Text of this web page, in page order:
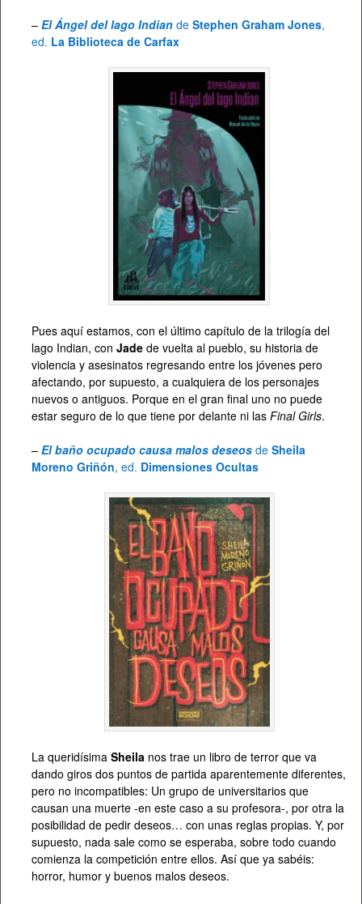
– El Ángel del lago Indian de Stephen Graham Jones,
ed. La Biblioteca de Carfax
Pues aquí estamos, con el último capítulo de la trilogía del
lago Indian, con Jade de vuelta al pueblo, su historia de
violencia y asesinatos regresando entre los jóvenes pero
afectando, por supuesto, a cualquiera de los personajes
nuevos o antiguos. Porque en el gran final uno no puede
estar seguro de lo que tiene por delante ni las Final Girls.
– El baño ocupado causa malos deseos de Sheila
Moreno Griñón, ed. Dimensiones Ocultas
La queridísima Sheila nos trae un libro de terror que va
dando giros dos puntos de partida aparentemente diferentes,
pero no incompatibles: Un grupo de universitarios que
causan una muerte -en este caso a su profesora-, por otra la
posibilidad de pedir deseos… con unas reglas propias. Y, por
supuesto, nada sale como se esperaba, sobre todo cuando
comienza la competición entre ellos. Así que ya sabéis:
horror, humor y buenos malos deseos.